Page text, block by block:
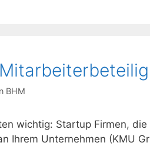
BHM
wichtig: Startup Firmen,
Ihrem Unternehmen (KMU